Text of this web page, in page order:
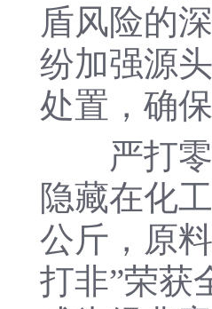
盾风险的
纷加强源
处置，确
严打零
隐藏在化
公斤，原
打非”荣获